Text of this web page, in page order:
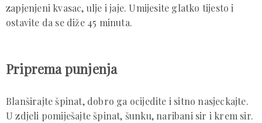
zapjenjeni kvasac, ulje i jaje. Umijesite glatko tijesto i
ostavite da se diže 45 minuta.
Priprema punjenja
Blanširajte špinat, dobro ga ocijedite i sitno nasjeckajte.
U zdjeli pomiješajte špinat, šunku, naribani sir i krem sir.